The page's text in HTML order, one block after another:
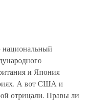
национальный
и Япония
А вот США и
отрицали. Правы ли